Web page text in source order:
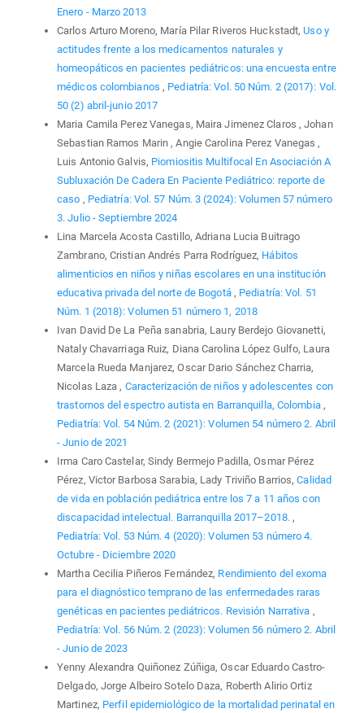
Enero - Marzo 2013
Carlos Arturo Moreno, María Pilar Riveros Huckstadt,Uso y
actitudes frente a los medicamentos naturales y
homeopáticos en pacientes pediátricos: una encuesta entre
médicos colombianos , Pediatría: Vol. 50 Núm. 2 (2017): Vol.
50 (2) abril-junio 2017
Maria Camila Perez Vanegas, Maira Jimenez Claros , Johan
Sebastian Ramos Marin , Angie Carolina Perez Vanegas ,
Luis Antonio Galvis, Piomiositis Multifocal En Asociación A
Subluxación De Cadera En Paciente Pediátrico: reporte de
caso , Pediatría: Vol. 57 Núm. 3 (2024): Volumen 57 número
3. Julio - Septiembre 2024
Lina Marcela Acosta Castillo, Adriana Lucia Buitrago
Zambrano, Cristian Andrés Parra Rodríguez, Hábitos
alimenticios en niños y niñas escolares en una institución
educativa privada del norte de Bogotá , Pediatría: Vol. 51
Núm. 1 (2018): Volumen 51 número 1, 2018
Ivan David De La Peña sanabria, Laury Berdejo Giovanetti,
Nataly Chavarriaga Ruiz, Diana Carolina López Gulfo, Laura
Marcela Rueda Manjarez, Oscar Dario Sánchez Charria,
Nicolas Laza , Caracterización de niños y adolescentes con
trastornos del espectro autista en Barranquilla, Colombia ,
Pediatría: Vol. 54 Núm. 2 (2021): Volumen 54 número 2. Abril
- Junio de 2021
Irma Caro Castelar, Sindy Bermejo Padilla, Osmar Pérez
Pérez, Victor Barbosa Sarabia, Lady Triviño Barrios,Calidad
de vida en población pediátrica entre los 7 a 11 años con
discapacidad intelectual. Barranquilla 2017–2018. ,
Pediatría: Vol. 53 Núm. 4 (2020): Volumen 53 número 4.
Octubre - Diciembre 2020
Martha Cecilia Piñeros Fernández, Rendimiento del exoma
para el diagnóstico temprano de las enfermedades raras
genéticas en pacientes pediátricos. Revisión Narrativa ,
Pediatría: Vol. 56 Núm. 2 (2023): Volumen 56 número 2. Abril
- Junio de 2023
Yenny Alexandra Quiñonez Zúñiga, Oscar Eduardo Castro-
Delgado, Jorge Albeiro Sotelo Daza, Roberth Alirio Ortiz
Martinez, Perfil epidemiológico de la mortalidad perinatal en